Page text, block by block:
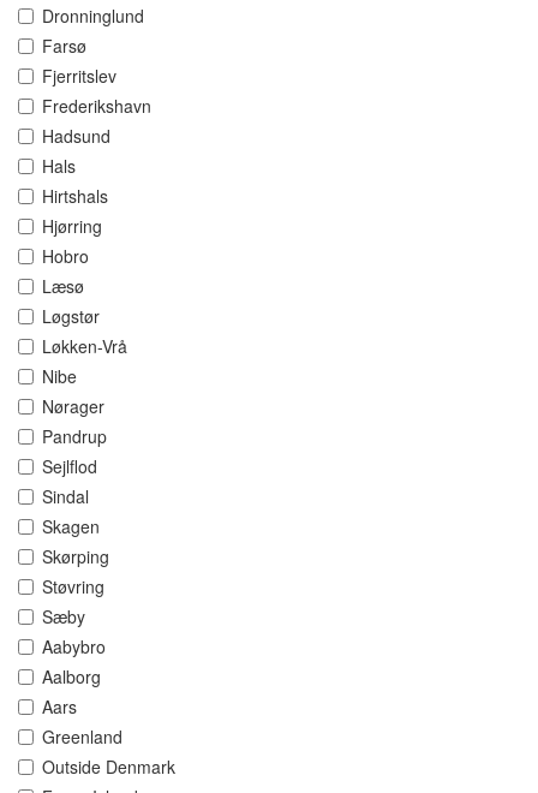
Dronninglund
Farsø
Fjerritslev
Frederikshavn
Hadsund
Hals
Hirtshals
Hjørring
Hobro
Læsø
Løgstør
Løkken-Vrå
Nibe
Nørager
Pandrup
Sejlflod
Sindal
Skagen
Skørping
Støvring
Sæby
Aabybro
Aalborg
Aars
Greenland
Outside Denmark